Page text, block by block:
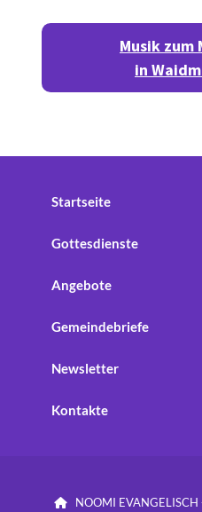
Musik zum
in
Startseite
Gottesdienste
Angebote
Gemeindebriefe
Newsletter
Kontakte
 NOOMI